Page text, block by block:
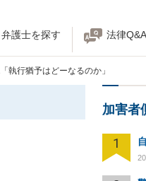
弁護士を探す 法律
執行猶予はどーなるのか」
加害者
1